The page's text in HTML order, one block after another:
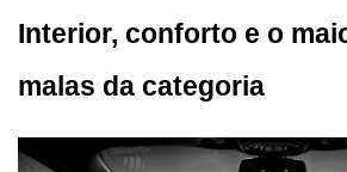
Interior, conforto e o
malas da categoria